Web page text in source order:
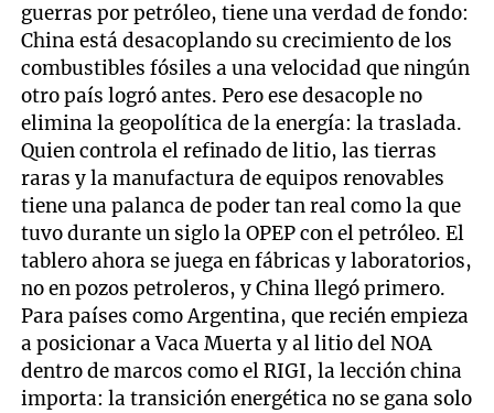
guerras por petróleo, tiene una verdad de fondo:
China está desacoplando su crecimiento de los
combustibles fósiles a una velocidad que ningún
otro país logró antes. Pero ese desacople no
elimina la geopolítica de la energía: la traslada.
Quien controla el refinado de litio, las tierras
raras y la manufactura de equipos renovables
tiene una palanca de poder tan real como la que
tuvo durante un siglo la OPEP con el petróleo. El
tablero ahora se juega en fábricas y laboratorios,
no en pozos petroleros, y China llegó primero.
Para países como Argentina, que recién empieza
a posicionar a Vaca Muerta y al litio del NOA
dentro de marcos como el RIGI, la lección china
importa: la transición energética no se gana solo